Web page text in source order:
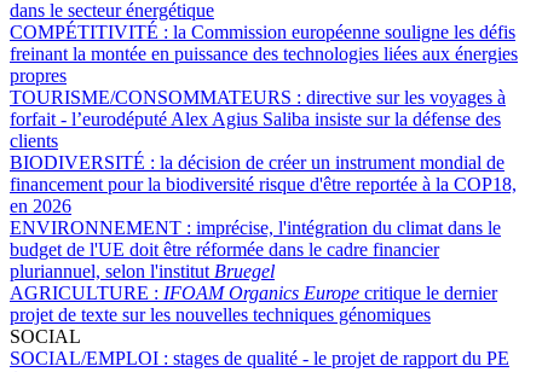
dans le secteur énergétique
COMPÉTITIVITÉ : la Commission européenne souligne les défis
freinant la montée en puissance des technologies liées aux énergies
propres
TOURISME/CONSOMMATEURS : directive sur les voyages à
forfait - l’eurodéputé Alex Agius Saliba insiste sur la défense des
clients
BIODIVERSITÉ : la décision de créer un instrument mondial de
financement pour la biodiversité risque d'être reportée à la COP18,
en 2026
ENVIRONNEMENT : imprécise, l'intégration du climat dans le
budget de l'UE doit être réformée dans le cadre financier
pluriannuel, selon l'institut Bruegel
AGRICULTURE : IFOAM Organics Europe critique le dernier
projet de texte sur les nouvelles techniques génomiques
SOCIAL
SOCIAL/EMPLOI : stages de qualité - le projet de rapport du PE